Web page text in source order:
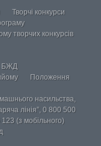
Творчі конкурси
творчих конкурсів
БЖД
Положення
насильства,
лінія”, 0 800 500
(з мобільного)